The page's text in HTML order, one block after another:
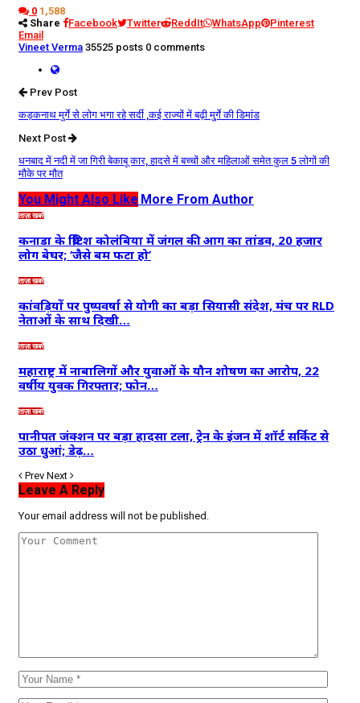
0 1,588
Share
Facebook Twitter ReddIt WhatsApp
Pinterest
Email
Vineet Verma 35525 posts 0 comments
Prev Post
कड़कनाथ मुर्गे से लोग भगा रहे सर्दी ,कई राज्यों में बढ़ी मु्र्गे की डिमांड
Next Post
धनबाद में नदी में जा गिरी बेकाबू कार, हादसे में बच्चों और महिलाओं समेत कुल 5 लोगों की
मौके पर मौत
You Might Also Like More From Author
ताज़ा खबरें
कनाडा के ब्रिटिश कोलंबिया में जंगल की आग का तांडव, 20 हजार
लोग बेघर; ‘जैसे बम फटा हो’
ताज़ा खबरें
कांवड़ियों पर पुष्पवर्षा से योगी का बड़ा सियासी संदेश, मंच पर RLD
नेताओं के साथ दिखी…
ताज़ा खबरें
महाराष्ट्र में नाबालिगों और युवाओं के यौन शोषण का आरोप, 22
वर्षीय युवक गिरफ्तार; फोन…
ताज़ा खबरें
पानीपत जंक्शन पर बड़ा हादसा टला, ट्रेन के इंजन में शॉर्ट सर्किट से
उठा धुआं; डेढ़…
Prev Next
Leave A Reply
Your email address will not be published.